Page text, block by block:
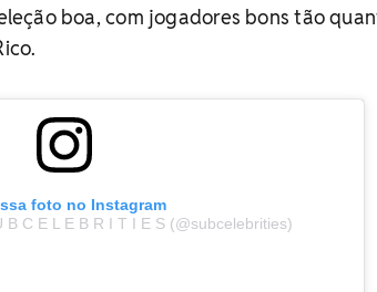
boa, com jogadores bons tão
foto no Instagram
C E L E B R I T I E S (@subcelebrities)